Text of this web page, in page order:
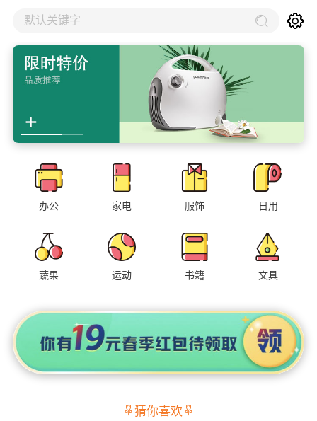
默认关键字
办公 家电 服饰 日用
蔬果 运动 书籍 文具
猜你喜欢